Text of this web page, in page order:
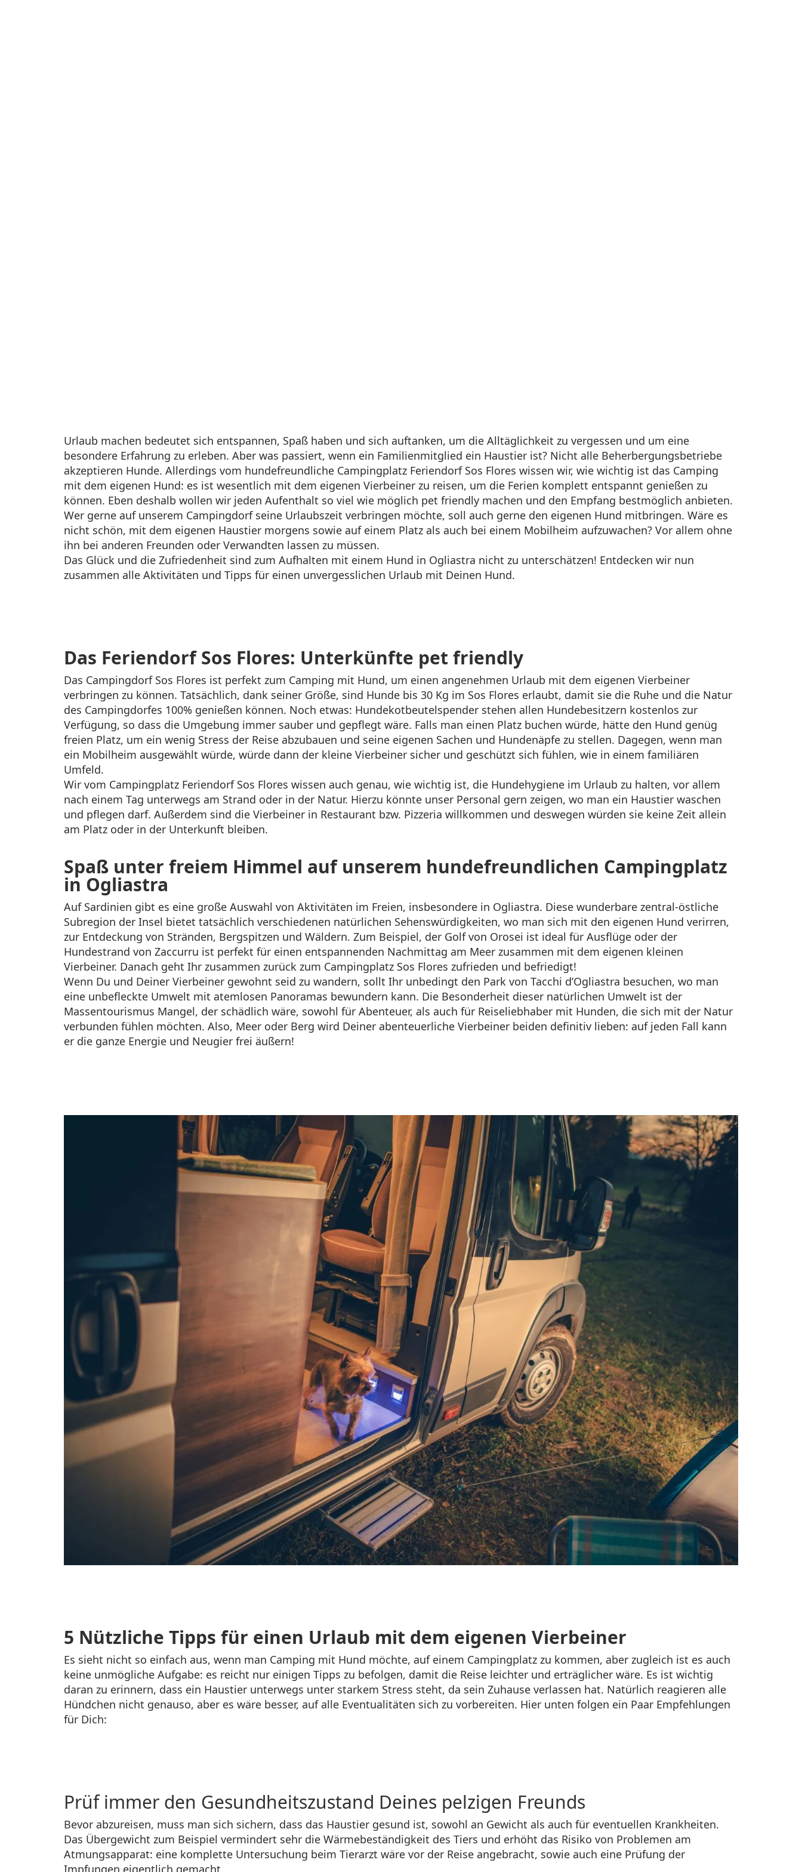
Urlaub machen bedeutet sich entspannen, Spaß haben und sich auftanken, um die Alltäglichkeit zu vergessen und um eine
besondere Erfahrung zu erleben. Aber was passiert, wenn ein Familienmitglied ein Haustier ist? Nicht alle Beherbergungsbetriebe
akzeptieren Hunde. Allerdings vom hundefreundliche Campingplatz Feriendorf Sos Flores wissen wir, wie wichtig ist das Camping
mit dem eigenen Hund: es ist wesentlich mit dem eigenen Vierbeiner zu reisen, um die Ferien komplett entspannt genießen zu
können. Eben deshalb wollen wir jeden Aufenthalt so viel wie möglich pet friendly machen und den Empfang bestmöglich anbieten.
Wer gerne auf unserem Campingdorf seine Urlaubszeit verbringen möchte, soll auch gerne den eigenen Hund mitbringen. Wäre es
nicht schön, mit dem eigenen Haustier morgens sowie auf einem Platz als auch bei einem Mobilheim aufzuwachen? Vor allem ohne
ihn bei anderen Freunden oder Verwandten lassen zu müssen.
Das Glück und die Zufriedenheit sind zum Aufhalten mit einem Hund in Ogliastra nicht zu unterschätzen! Entdecken wir nun
zusammen alle Aktivitäten und Tipps für einen unvergesslichen Urlaub mit Deinen Hund.
Das Feriendorf Sos Flores: Unterkünfte pet friendly
Das Campingdorf Sos Flores ist perfekt zum Camping mit Hund, um einen angenehmen Urlaub mit dem eigenen Vierbeiner
verbringen zu können. Tatsächlich, dank seiner Größe, sind Hunde bis 30 Kg im Sos Flores erlaubt, damit sie die Ruhe und die Natur
des Campingdorfes 100% genießen können. Noch etwas: Hundekotbeutelspender stehen allen Hundebesitzern kostenlos zur
Verfügung, so dass die Umgebung immer sauber und gepflegt wäre. Falls man einen Platz buchen würde, hätte den Hund genüg
freien Platz, um ein wenig Stress der Reise abzubauen und seine eigenen Sachen und Hundenäpfe zu stellen. Dagegen, wenn man
ein Mobilheim ausgewählt würde, würde dann der kleine Vierbeiner sicher und geschützt sich fühlen, wie in einem familiären
Umfeld.
Wir vom Campingplatz Feriendorf Sos Flores wissen auch genau, wie wichtig ist, die Hundehygiene im Urlaub zu halten, vor allem
nach einem Tag unterwegs am Strand oder in der Natur. Hierzu könnte unser Personal gern zeigen, wo man ein Haustier waschen
und pflegen darf. Außerdem sind die Vierbeiner in Restaurant bzw. Pizzeria willkommen und deswegen würden sie keine Zeit allein
am Platz oder in der Unterkunft bleiben.
Spaß unter freiem Himmel auf unserem hundefreundlichen Campingplatz
in Ogliastra
Auf Sardinien gibt es eine große Auswahl von Aktivitäten im Freien, insbesondere in Ogliastra. Diese wunderbare zentral-östliche
Subregion der Insel bietet tatsächlich verschiedenen natürlichen Sehenswürdigkeiten, wo man sich mit den eigenen Hund verirren,
zur Entdeckung von Stränden, Bergspitzen und Wäldern. Zum Beispiel, der Golf von Orosei ist ideal für Ausflüge oder der
Hundestrand von Zaccurru ist perfekt für einen entspannenden Nachmittag am Meer zusammen mit dem eigenen kleinen
Vierbeiner. Danach geht Ihr zusammen zurück zum Campingplatz Sos Flores zufrieden und befriedigt!
Wenn Du und Deiner Vierbeiner gewohnt seid zu wandern, sollt Ihr unbedingt den Park von Tacchi d’Ogliastra besuchen, wo man
eine unbefleckte Umwelt mit atemlosen Panoramas bewundern kann. Die Besonderheit dieser natürlichen Umwelt ist der
Massentourismus Mangel, der schädlich wäre, sowohl für Abenteuer, als auch für Reiseliebhaber mit Hunden, die sich mit der Natur
verbunden fühlen möchten. Also, Meer oder Berg wird Deiner abenteuerliche Vierbeiner beiden definitiv lieben: auf jeden Fall kann
er die ganze Energie und Neugier frei äußern!
5 Nützliche Tipps für einen Urlaub mit dem eigenen Vierbeiner
Es sieht nicht so einfach aus, wenn man Camping mit Hund möchte, auf einem Campingplatz zu kommen, aber zugleich ist es auch
keine unmögliche Aufgabe: es reicht nur einigen Tipps zu befolgen, damit die Reise leichter und erträglicher wäre. Es ist wichtig
daran zu erinnern, dass ein Haustier unterwegs unter starkem Stress steht, da sein Zuhause verlassen hat. Natürlich reagieren alle
Hündchen nicht genauso, aber es wäre besser, auf alle Eventualitäten sich zu vorbereiten. Hier unten folgen ein Paar Empfehlungen
für Dich:
Prüf immer den Gesundheitszustand Deines pelzigen Freunds
Bevor abzureisen, muss man sich sichern, dass das Haustier gesund ist, sowohl an Gewicht als auch für eventuellen Krankheiten.
Das Übergewicht zum Beispiel vermindert sehr die Wärmebeständigkeit des Tiers und erhöht das Risiko von Problemen am
Atmungsapparat: eine komplette Untersuchung beim Tierarzt wäre vor der Reise angebracht, sowie auch eine Prüfung der